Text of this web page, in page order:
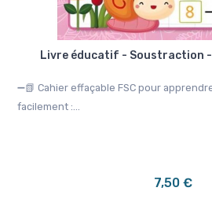
Livre éducatif - Soustraction
➖📗 Cahier effaçable FSC pour
facilement :...
7,50 €